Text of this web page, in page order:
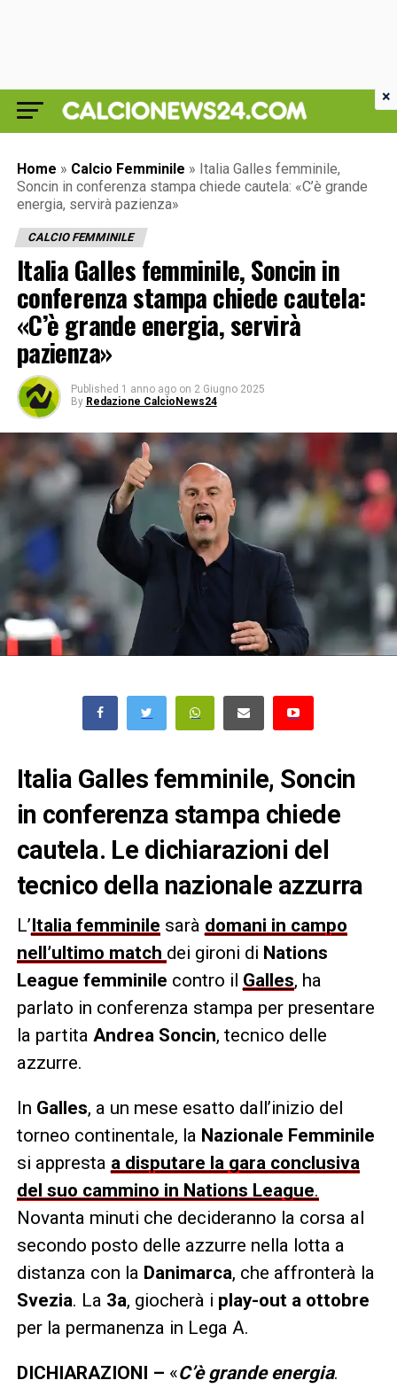
Home » Calcio Femminile » Italia Galles femminile,
Soncin in conferenza stampa chiede cautela: «C’è grande
energia, servirà pazienza»
CALCIO FEMMINILE
Italia Galles femminile, Soncin in
conferenza stampa chiede cautela:
«C’è grande energia, servirà
pazienza»
Published 1 anno ago on 2 Giugno 2025
By Redazione CalcioNews24
Italia Galles femminile, Soncin
in conferenza stampa chiede
cautela. Le dichiarazioni del
tecnico della nazionale azzurra
L’Italia femminile sarà domani in campo
nell’ultimo match dei gironi di Nations
League femminile contro il Galles, ha
parlato in conferenza stampa per presentare
la partita Andrea Soncin, tecnico delle
azzurre.
In Galles, a un mese esatto dall’inizio del
torneo continentale, la Nazionale Femminile
si appresta a disputare la gara conclusiva
del suo cammino in Nations League.
Novanta minuti che decideranno la corsa al
secondo posto delle azzurre nella lotta a
distanza con la Danimarca, che affronterà la
Svezia. La 3a, giocherà i play-out a ottobre
per la permanenza in Lega A.
DICHIARAZIONI – «C’è grande energia.
×